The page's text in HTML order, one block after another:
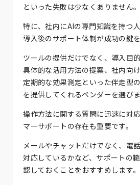
といった失敗は少なくありません。
特に、社内にAIの専門知識を持つ
導入後のサポート体制が成功の鍵を
ツールの提供だけでなく、導入目
具体的な活用方法の提案、社内向
定期的な効果測定といった伴走型
を提供してくれるベンダーを選びま
操作方法に関する質問に迅速に対
マーサポートの存在も重要です。
メールやチャットだけでなく、電
対応しているかなど、サポートの
認しておくことをおすすめします。